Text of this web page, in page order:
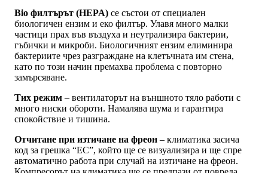
Bio филтърът (HEPA) се състои от специален
биологичен ензим и еко филтър. Улавя много малки
частици прах във въздуха и неутрализира бактерии,
гъбички и микроби. Биологичният ензим елиминира
бактериите чрез разграждане на клетъчната им стена,
като по този начин премахва проблема с повторно
замърсяване.
Тих режим – вентилаторът на външното тяло работи с
много ниски обороти. Намалява шума и гарантира
спокойствие и тишина.
Отчитане при изтичане на фреон – климатика засича
код за грешка “EC”, който ще се визуализира и ще спре
автоматично работа при случай на изтичане на фреон.